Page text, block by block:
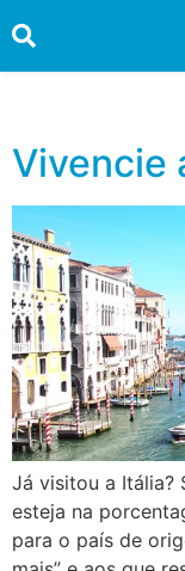
Vivencie
Já visitou a Itália?
esteja na
para o país de